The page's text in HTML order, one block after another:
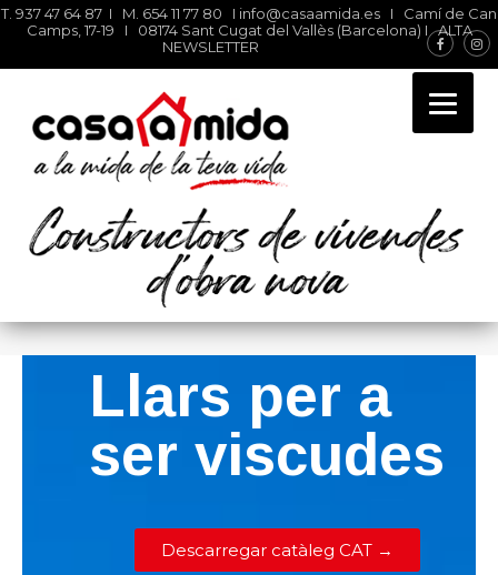
T. 937 47 64 87 I M. 654 11 77 80 I info@casaamida.es I Camí de Can
Camps, 17-19 I 08174 Sant Cugat del Vallès (Barcelona) IALTA
NEWSLETTER
Constructors d’obra nova
industrialitzada i
customitzada
Llars per a
ser viscudes
Descarregar catàleg CAT →